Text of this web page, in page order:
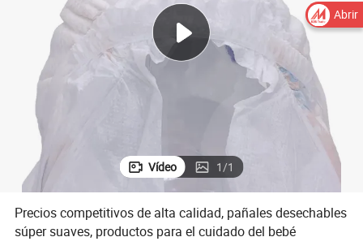
Vídeo 1/1
Precios competitivos de alta calidad, pañales desechables
súper suaves, productos para el cuidado del bebé
Abrir